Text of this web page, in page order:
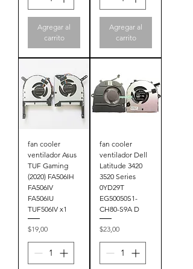
Agregar al
carrito
Agregar al
carrito
fan cooler
ventilador Asus
TUF Gaming
(2020) FA506IH
FA506IV
FA506IU
TUF506IV x1
Precio
$19,00
fan cooler
ventilador Dell
Latitude 3420
3520 Series
0YD29T
EG50050S1-
CH80-S9A D
Precio
$23,00